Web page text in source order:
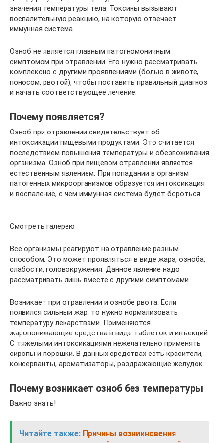
значения температуры тела. Токсины вызывают
воспалительную реакцию, на которую отвечает
иммунная система.
Озноб не является главным патогномоничным
симптомом при отравлении. Его нужно рассматривать
комплексно с другими проявлениями (болью в животе,
поносом, рвотой), чтобы поставить правильный диагноз
и начать соответствующее лечение.
Почему появляется?
Озноб при отравлении свидетельствует об
интоксикации пищевыми продуктами. Это считается
последствием повышения температуры и обезвоживания
организма. Озноб при пищевом отравлении является
естественным явлением. При попадании в организм
патогенных микроорганизмов образуется интоксикация
и воспаление, с чем иммунная система будет бороться.
Смотреть галерею
Все организмы реагируют на отравление разным
способом. Это может проявляться в виде жара, озноба,
слабости, головокружения. Данное явление надо
рассматривать лишь вместе с другими симптомами.
Возникает при отравлении и ознобе рвота. Если
появился сильный жар, то нужно нормализовать
температуру лекарствами. Применяются
жаропонижающие средства в виде таблеток и инъекций.
С тяжелыми интоксикациями нежелательно применять
сиропы и порошки. В данных средствах есть красители,
консерванты, ароматизаторы, раздражающие желудок.
Почему возникает озноб без температуры
Важно знать!
Читайте также: Причины возникновения